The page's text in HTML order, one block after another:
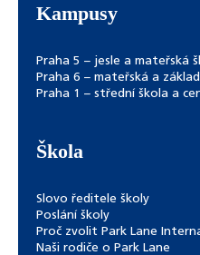
Kampusy
Praha 5 – jesle a mateřská
Praha 6 – mateřská a
Praha 1 – střední škola a
Škola
Slovo ředitele školy
Poslání školy
Proč zvolit Park Lane
Naši rodiče o Park Lane